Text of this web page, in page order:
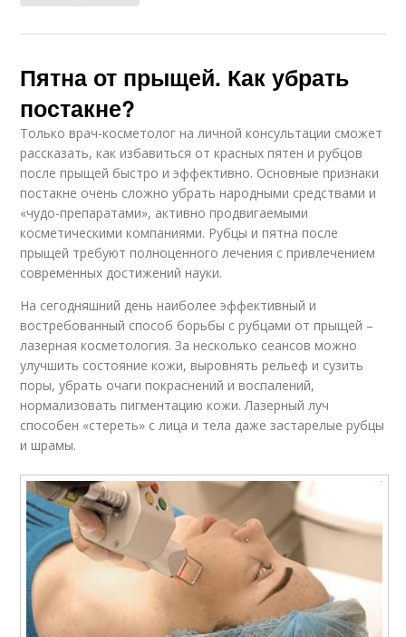
Пятна от прыщей. Как убрать
постакне?
Только врач-косметолог на личной консультации сможет
рассказать, как избавиться от красных пятен и рубцов
после прыщей быстро и эффективно. Основные признаки
постакне очень сложно убрать народными средствами и
«чудо-препаратами», активно продвигаемыми
косметическими компаниями. Рубцы и пятна после
прыщей требуют полноценного лечения с привлечением
современных достижений науки.
На сегодняшний день наиболее эффективный и
востребованный способ борьбы с рубцами от прыщей –
лазерная косметология. За несколько сеансов можно
улучшить состояние кожи, выровнять рельеф и сузить
поры, убрать очаги покраснений и воспалений,
нормализовать пигментацию кожи. Лазерный луч
способен «стереть» с лица и тела даже застарелые рубцы
и шрамы.